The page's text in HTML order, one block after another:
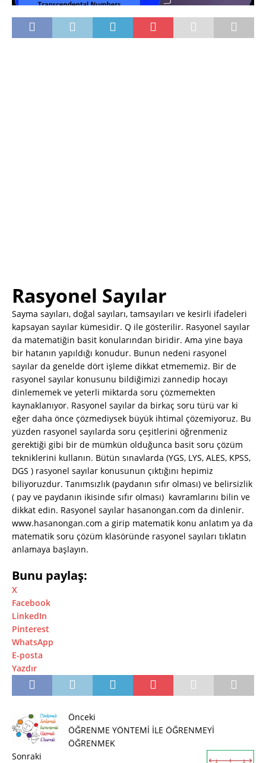
Rasyonel Sayılar
Sayma sayıları, doğal sayıları, tamsayıları ve kesirli ifadeleri
kapsayan sayılar kümesidir. Q ile gösterilir. Rasyonel sayılar
da matematiğin basit konularından biridir. Ama yine baya
bir hatanın yapıldığı konudur. Bunun nedeni rasyonel
sayılar da genelde dört işleme dikkat etmememiz. Bir de
rasyonel sayılar konusunu bildiğimizi zannedip hocayı
dinlememek ve yeterli miktarda soru çözmemekten
kaynaklanıyor. Rasyonel sayılar da birkaç soru türü var ki
eğer daha önce çözmediysek büyük ihtimal çözemiyoruz. Bu
yüzden rasyonel sayılarda soru çeşitlerini öğrenmeniz
gerektiği gibi bir de mümkün olduğunca basit soru çözüm
tekniklerini kullanın. Bütün sınavlarda (YGS, LYS, ALES, KPSS,
DGS ) rasyonel sayılar konusunun çıktığını hepimiz
biliyoruzdur. Tanımsızlık (paydanın sıfır olması) ve belirsizlik
( pay ve paydanın ikisinde sıfır olması) kavramlarını bilin ve
dikkat edin. Rasyonel sayılar hasanongan.com da dinlenir.
www.hasanongan.com a girip matematik konu anlatım ya da
matematik soru çözüm klasöründe rasyonel sayıları tıklatın
anlamaya başlayın.
Bunu paylaş:
X
Facebook
LinkedIn
Pinterest
WhatsApp
E-posta
Yazdır
Önceki
ÖĞRENME YÖNTEMİ İLE ÖĞRENMEYİ
ÖĞRENMEK
Sonraki